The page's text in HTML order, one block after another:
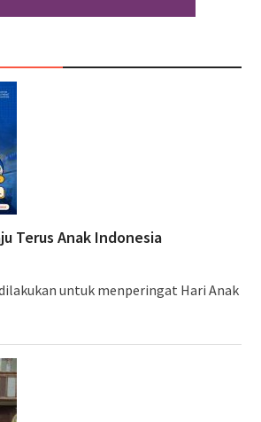
Terus Anak Indonesia
untuk menperingat Hari Anak